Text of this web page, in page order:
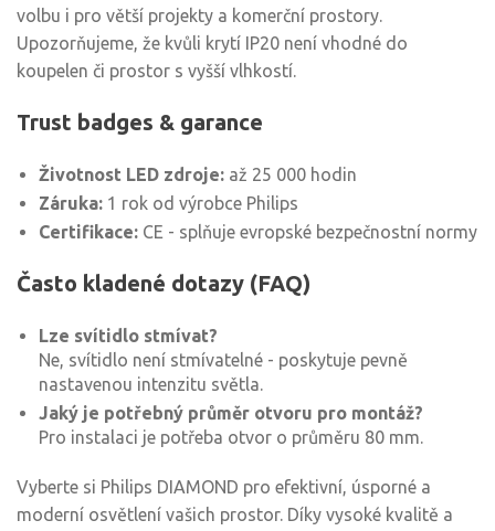
volbu i pro větší projekty a komerční prostory.
Upozorňujeme, že kvůli krytí IP20 není vhodné do
koupelen či prostor s vyšší vlhkostí.
Trust badges & garance
Životnost LED zdroje: až 25 000 hodin
Záruka: 1 rok od výrobce Philips
Certifikace: CE - splňuje evropské bezpečnostní normy
Často kladené dotazy (FAQ)
Lze svítidlo stmívat?
Ne, svítidlo není stmívatelné - poskytuje pevně
nastavenou intenzitu světla.
Jaký je potřebný průměr otvoru pro montáž?
Pro instalaci je potřeba otvor o průměru 80 mm.
Vyberte si Philips DIAMOND pro efektivní, úsporné a
moderní osvětlení vašich prostor. Díky vysoké kvalitě a